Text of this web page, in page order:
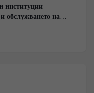
институции
обслужването на